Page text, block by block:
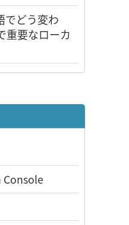
でどう変わ
重要なローカ
Console